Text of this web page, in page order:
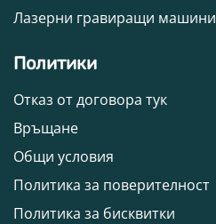
Лазерни гравиращи машини
Политики
Отказ от договора тук
Връщане
Общи условия
Политика за поверителност
Политика за бисквитки